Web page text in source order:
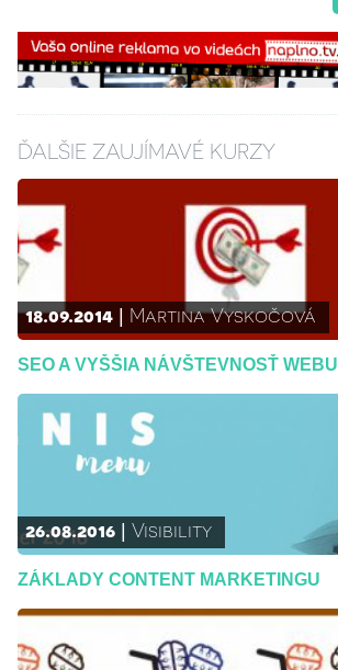
ĎALŠIE ZAUJÍMAVÉ KURZY
18.09.2014 Martina Vyskočová
SEO A VYŠŠIA NÁVŠTEVNOSŤ WEBU
26.08.2016 Visibility
ZÁKLADY CONTENT MARKETINGU